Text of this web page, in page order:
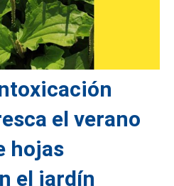
el verano
hojas
el jardín